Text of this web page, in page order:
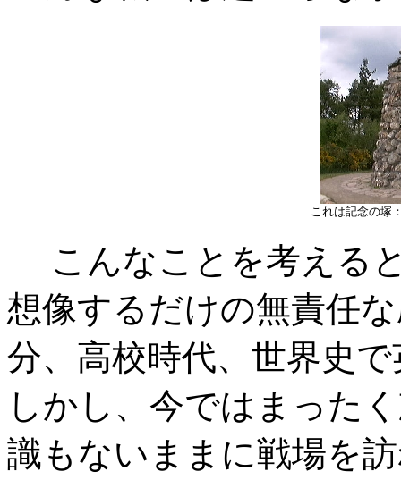
これは記念の塚
こんなことを考える
想像するだけの無責任
分、高校時代、世界史
しかし、今ではまった
識もないままに戦場を